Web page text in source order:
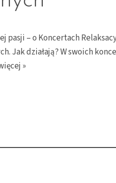
pasji – o Koncertach
Jak działają? W swoich
»